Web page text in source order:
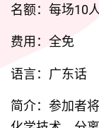
名额：每场10
费用：全免
语言：广东话
简介：参加者